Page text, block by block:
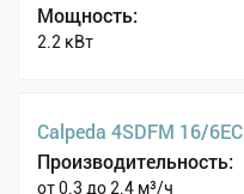
Мощность:
2.2 кВт
Calpeda 4SDFM 16/6EC
Производительность:
от 0.3 до 2.4 м³/ч